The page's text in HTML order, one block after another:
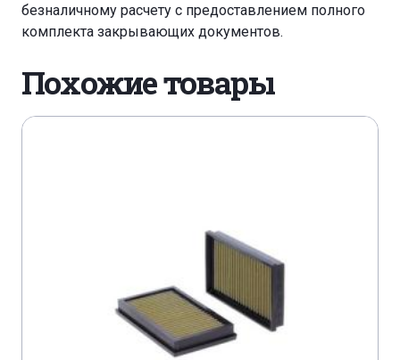
безналичному расчету с предоставлением полного
комплекта закрывающих документов.
Похожие товары